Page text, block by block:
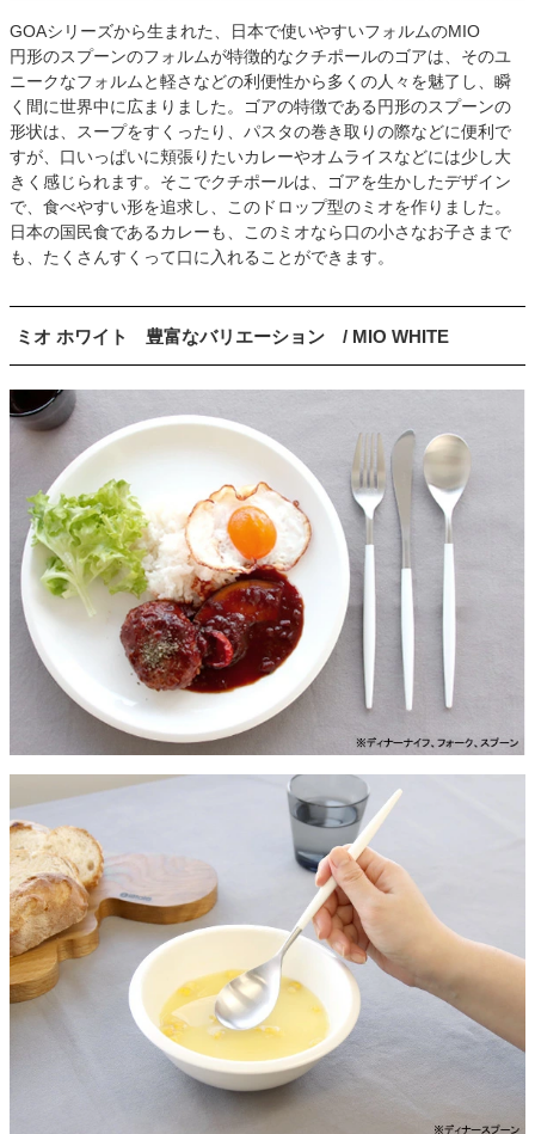
GOAシリーズから生まれた、日本で使いやすいフォルムのMIO
円形のスプーンのフォルムが特徴的なクチポールのゴアは、そのユ
ニークなフォルムと軽さなどの利便性から多くの人々を魅了し、瞬
く間に世界中に広まりました。ゴアの特徴である円形のスプーンの
形状は、スープをすくったり、パスタの巻き取りの際などに便利で
すが、口いっぱいに頬張りたいカレーやオムライスなどには少し大
きく感じられます。そこでクチポールは、ゴアを生かしたデザイン
で、食べやすい形を追求し、このドロップ型のミオを作りました。
日本の国民食であるカレーも、このミオなら口の小さなお子さまで
も、たくさんすくって口に入れることができます。
ミオ ホワイト 豊富なバリエーション / MIO WHITE